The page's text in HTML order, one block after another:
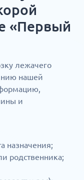
«Первый
лежачего
нашей
и
назначения;
родственника;